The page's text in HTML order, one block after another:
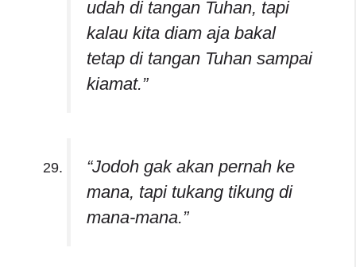
udah di tangan Tuhan, tapi
kalau kita diam aja bakal
tetap di tangan Tuhan sampai
kiamat.”
“Jodoh gak akan pernah ke
mana, tapi tukang tikung di
mana-mana.”